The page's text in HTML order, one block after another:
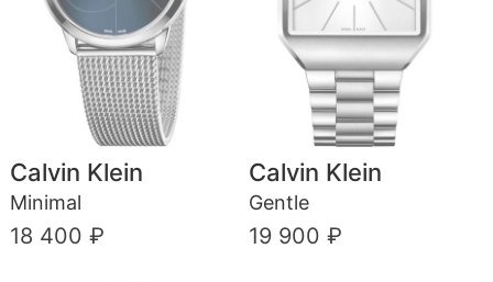
Calvin Klein
Minimal
18 400 ₽
Calvin Klein
Gentle
19 900 ₽